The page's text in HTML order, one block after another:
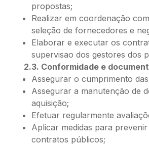
propostas;
Realizar em coordenação
seleção de fornecedores e
Elaborar e executar os
supervisao dos gestores dos
2.3. Conformidade e
Assegurar o cumprimento
Assegurar a manutenção de
aquisição;
Efetuar regularmente
Aplicar medidas para
contratos públicos;